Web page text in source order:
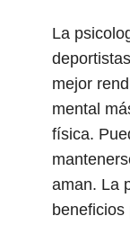
La
mejor
mental
física.
aman. La